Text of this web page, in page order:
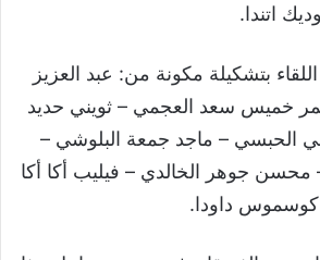
اتندا.
بتشكيلة مكونة من: عبد العزيز
خميس سعد العجمي – ثويني حديد
الحبسي – ماجد جمعة البلوشي –
محسن جوهر الخالدي – فيليب أكا أكا
داودا.